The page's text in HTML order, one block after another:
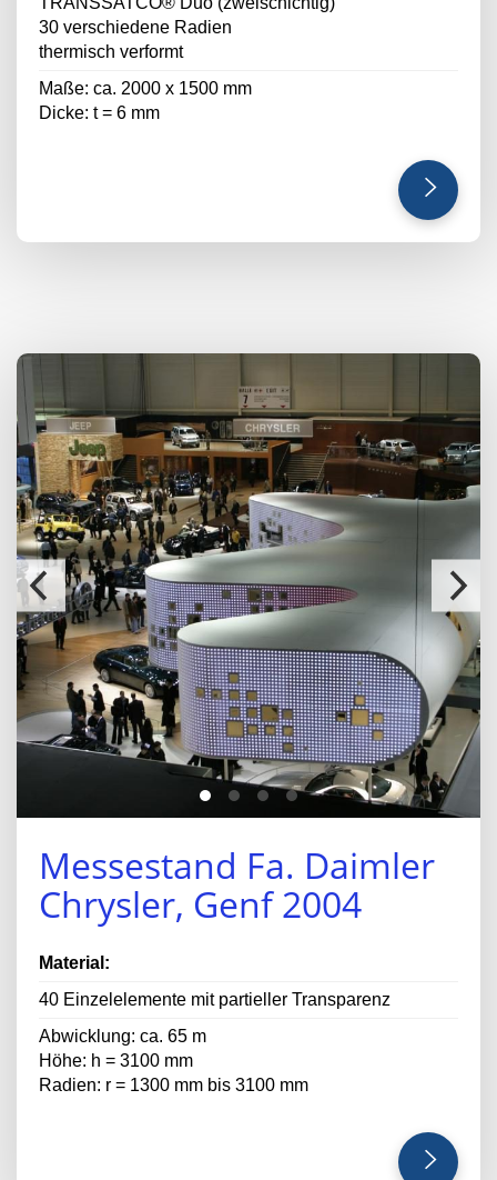
30 verschiedene Radien
thermisch verformt
Maße: ca. 2000 x 1500 mm
Dicke: t = 6 mm
Messestand Fa. Daimler
Chrysler, Genf 2004
Material:
40 Einzelelemente mit partieller Transparenz
Abwicklung: ca. 65 m
Höhe: h = 3100 mm
Radien: r = 1300 mm bis 3100 mm